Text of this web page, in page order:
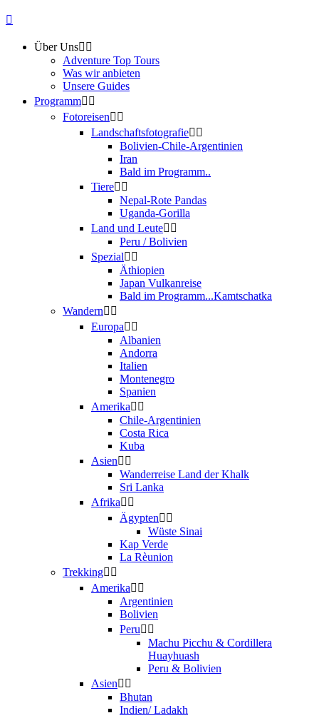
Über Uns
Adventure Top Tours
Was wir anbieten
Unsere Guides
Programm
Fotoreisen
Landschaftsfotografie
Bolivien-Chile-Argentinien
Iran
Bald im Programm..
Tiere
Nepal-Rote Pandas
Uganda-Gorilla
Land und Leute
Peru / Bolivien
Spezial
Äthiopien
Japan Vulkanreise
Bald im Programm...Kamtschatka
Wandern
Europa
Albanien
Andorra
Italien
Montenegro
Spanien
Amerika
Chile-Argentinien
Costa Rica
Kuba
Asien
Wanderreise Land der Khalk
Sri Lanka
Afrika
Ägypten
Wüste Sinai
Kap Verde
La Rèunion
Trekking
Amerika
Argentinien
Bolivien
Peru
Machu Picchu & Cordillera
Huayhuash
Peru & Bolivien
Asien
Bhutan
Indien/ Ladakh